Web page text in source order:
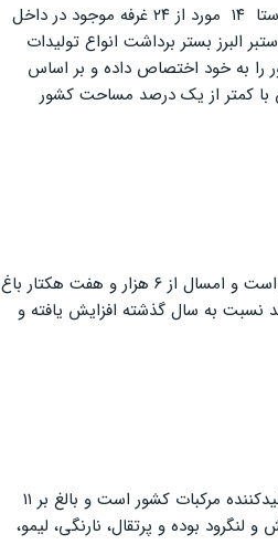
طاهر سجادی مدیر پایانه بار آستارا تردد روزانه ۲۰۰ تا ۳۰۰ کامیون در پایانه برای تجارت کالاهای غیرنفتی بخصوص محصولات کشاورزی را دلیلی بر رونق این صادرات می داند در این راستا ۱۴ مورد از ۲۴ غرفه موجود در داخل
البرز بستر برداشت انواع تولیدات
وزارت جهاد کشاورزی اعلام کرده که گیلان با ۲۲۰ هزار هکتار اراضی، ۲۶ درصد تولید برنج کشور را به خود اختصاص داده و بر اساس
با کمتر از یک درصد مساحت کشور
به گفته وی، استان در بخش تولیدات باغی در کشور از جایگاه خوبی برخوردار است و امسال از ۶ هزار و هفت هکتار باغ
از باغ های استان شش درصد نسبت به سال گذشته افزایش یافته و
امسال با افزایش ۱۰ درصدی نسبت به سال قبل، ۱۹۰ هزار تن مرکبات به ارزش افزون بر هزار و ۳۵ میلیارد تومان از باغات استان برداشت شود.به گفته او این استان پنجمین استان تولیدکننده مرکبات کشور است و بالغ بر ۱۱
رودسر، املش و لنگرود بوده و پرتقال، نارنگی، لیمو،